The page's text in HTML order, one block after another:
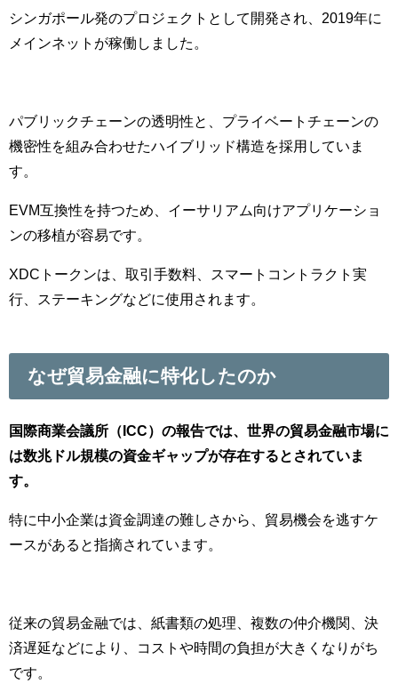
シンガポール発のプロジェクトとして開発され、2019年に
メインネットが稼働しました。
パブリックチェーンの透明性と、プライベートチェーンの
機密性を組み合わせたハイブリッド構造を採用していま
す。
EVM互換性を持つため、イーサリアム向けアプリケーショ
ンの移植が容易です。
XDCトークンは、取引手数料、スマートコントラクト実
行、ステーキングなどに使用されます。
なぜ貿易金融に特化したのか
国際商業会議所（ICC）の報告では、世界の貿易金融市場に
は数兆ドル規模の資金ギャップが存在するとされていま
す。
特に中小企業は資金調達の難しさから、貿易機会を逃すケ
ースがあると指摘されています。
従来の貿易金融では、紙書類の処理、複数の仲介機関、決
済遅延などにより、コストや時間の負担が大きくなりがち
です。